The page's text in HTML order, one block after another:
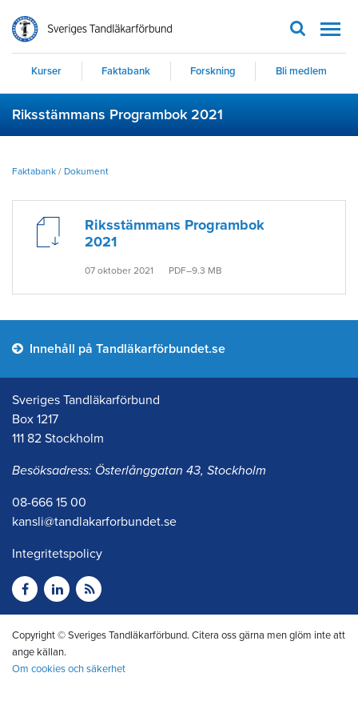
Kurser Faktabank Forskning Bli medlem
Riksstämmans Programbok 2021
Faktabank / Dokument
Riksstämmans Programbok
2021
07 oktober 2021 PDF–9.3 MB
Innehåll på Tandläkarförbundet.se
Sveriges Tandläkarförbund
Box 1217
111 82 Stockholm
Besöksadress: Österlånggatan 43, Stockholm
08-666 15 00
kansli@tandlakarforbundet.se
Integritetspolicy
Copyright © Sveriges Tandläkarförbund. Citera oss gärna men glöm inte att
ange källan.
Om cookies och säkerhet